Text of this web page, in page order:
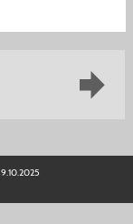
9.10.2025